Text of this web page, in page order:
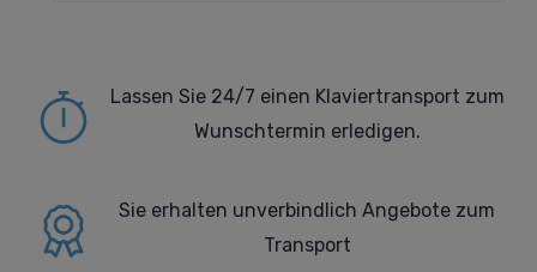
Lassen Sie 24/7 einen Klaviertransport zum
Wunschtermin erledigen.
Sie erhalten unverbindlich Angebote zum
Transport